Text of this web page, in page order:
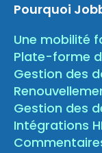
Pourquoi
Une mobilité
Plate-forme
Gestion des
Gestion des
Intégrations